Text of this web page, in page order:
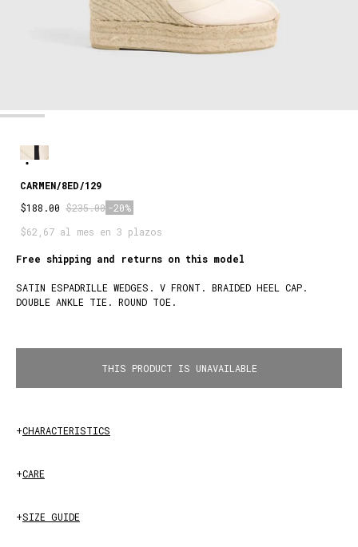
CARMEN/8ED/129
$188.00 $235.00 -20%
$62,67 al mes en 3 plazos
Free shipping and returns on this model
SATIN ESPADRILLE WEDGES. V FRONT. BRAIDED HEEL CAP.
DOUBLE ANKLE TIE. ROUND TOE.
THIS PRODUCT IS UNAVAILABLE
+CHARACTERISTICS
+CARE
+SIZE GUIDE